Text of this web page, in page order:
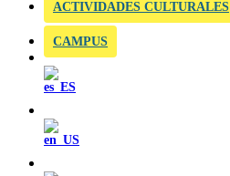
ACTIVIDADES CULTURALES
CAMPUS